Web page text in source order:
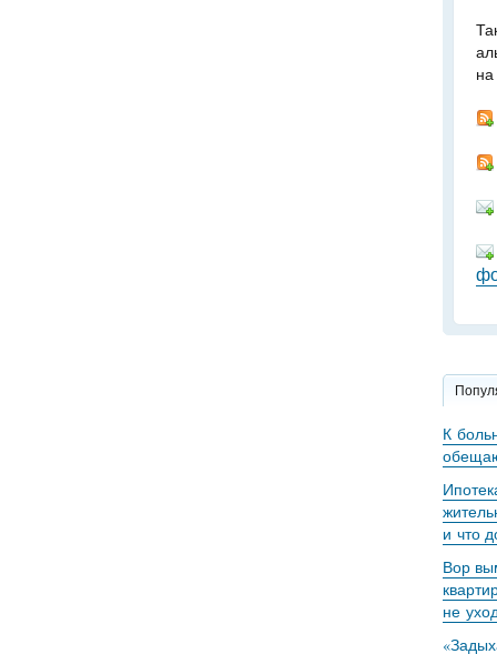
К
и что
Вор
не